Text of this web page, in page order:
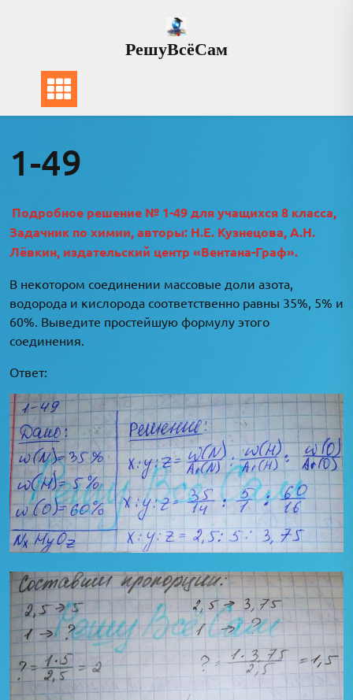
РешуВсёСам
1-49
Подробное решение № 1-49 для учащихся 8 класса,
Задачник по химии, авторы: Н.Е. Кузнецова, А.Н.
Лёвкин, издательский центр «Вентана-Граф».
В некотором соединении массовые доли азота,
водорода и кислорода соответственно равны 35%, 5% и
60%. Выведите простейшую формулу этого
соединения.
Ответ: